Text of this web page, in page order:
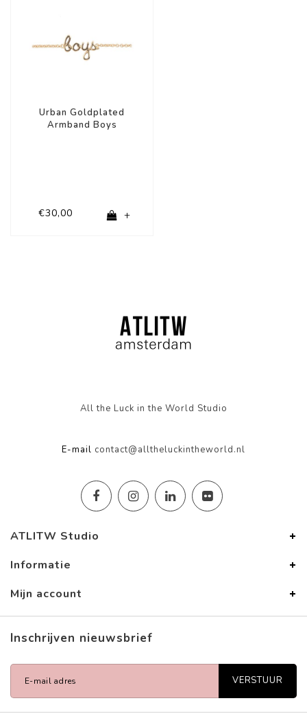
Urban Goldplated
Armband Boys
€30,00 +
All the Luck in the World Studio
E-mail contact@alltheluckintheworld.nl
ATLITW Studio
Informatie
Mijn account
Inschrijven nieuwsbrief
VERSTUUR